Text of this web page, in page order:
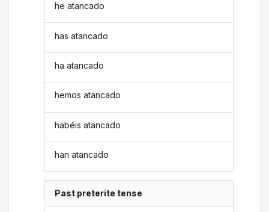
he atancado
has atancado
ha atancado
hemos atancado
habéis atancado
han atancado
Past preterite tense